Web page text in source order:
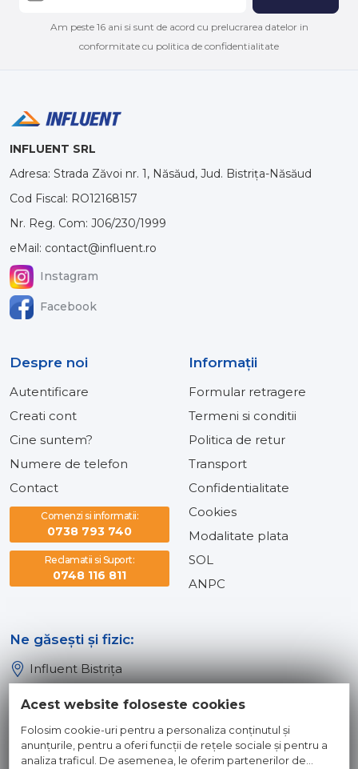
Am peste 16 ani si sunt de acord cu prelucrarea datelor in
conformitate cu politica de confidentialitate
INFLUENT SRL
Adresa: Strada Zăvoi nr. 1, Năsăud, Jud. Bistrița-Năsăud
Cod Fiscal: RO12168157
Nr. Reg. Com: J06/230/1999
eMail: contact@influent.ro
Instagram
Facebook
Despre noi
Autentificare
Creati cont
Cine suntem?
Numere de telefon
Contact
Comenzi si informatii:
0738 793 740
Reclamatii si Suport:
0748 116 811
Informaţii
Formular retragere
Termeni si conditii
Politica de retur
Transport
Confidentialitate
Cookies
Modalitate plata
SOL
ANPC
Ne găsești și fizic:
Influent Bistrița
Influent Dej
Acest website foloseste cookies
Folosim cookie-uri pentru a personaliza conținutul și
anunțurile, pentru a oferi funcții de rețele sociale și pentru a
analiza traficul. De asemenea, le oferim partenerilor de